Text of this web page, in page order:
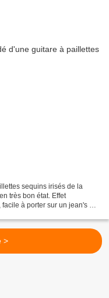
sequins irisés de la
très bon état. Effet
à porter sur un jean's ou
>